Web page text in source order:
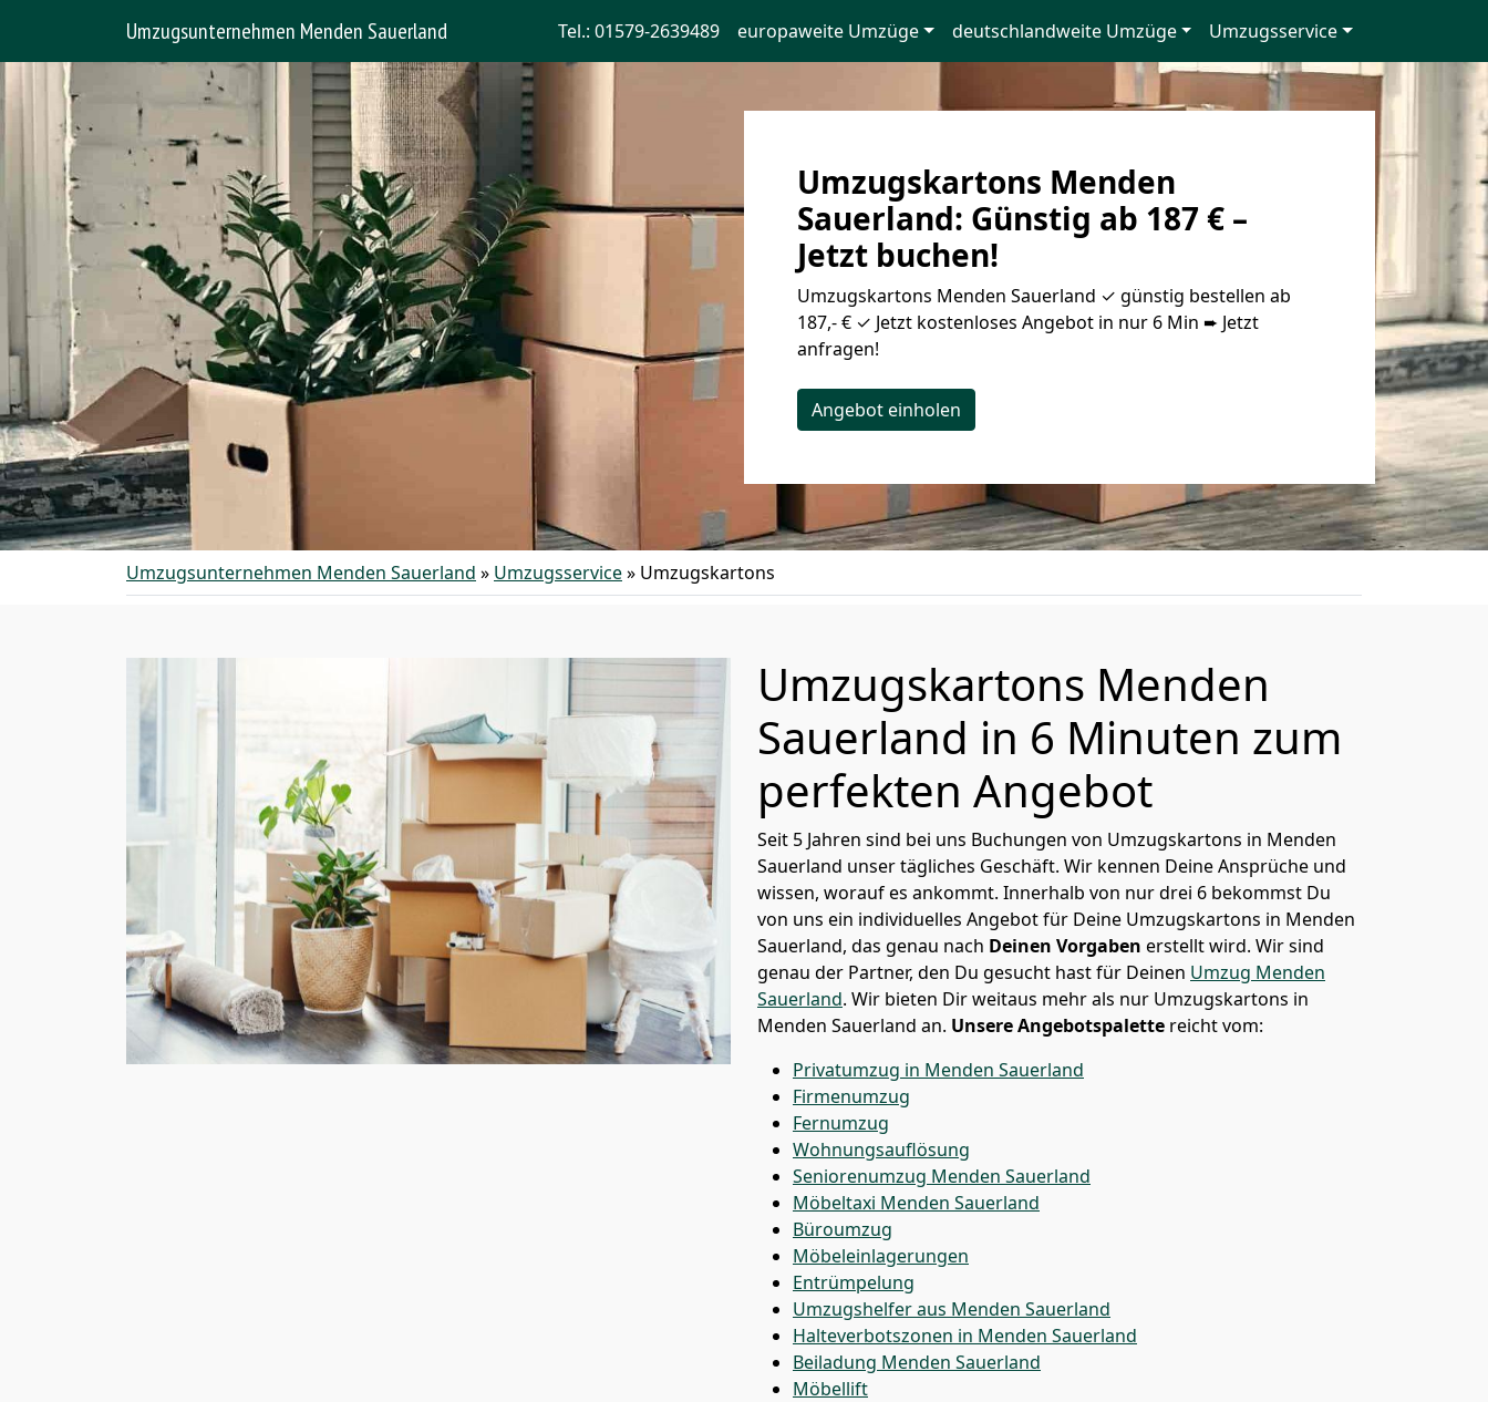
Umzugsunternehmen Menden Sauerland Tel.: 01579-2639489 europaweite Umzüge deutschlandweite Umzüge Umzugsservice
Umzugskartons Menden
Sauerland: Günstig ab 187 € –
Jetzt buchen!
Umzugskartons Menden Sauerland ✓ günstig bestellen ab
187,- € ✓ Jetzt kostenloses Angebot in nur 6 Min ➨ Jetzt
anfragen!
Angebot einholen
Umzugsunternehmen Menden Sauerland » Umzugsservice» Umzugskartons
Umzugskartons Menden
Sauerland in 6 Minuten zum
perfekten Angebot
Seit 5 Jahren sind bei uns Buchungen von Umzugskartons in Menden
Sauerland unser tägliches Geschäft. Wir kennen Deine Ansprüche und
wissen, worauf es ankommt. Innerhalb von nur drei 6 bekommst Du
von uns ein individuelles Angebot für Deine Umzugskartons in Menden
Sauerland, das genau nach Deinen Vorgaben erstellt wird. Wir sind
genau der Partner, den Du gesucht hast für Deinen Umzug Menden
Sauerland. Wir bieten Dir weitaus mehr als nur Umzugskartons in
Menden Sauerland an. Unsere Angebotspalette reicht vom:
Privatumzug in Menden Sauerland
Firmenumzug
Fernumzug
Wohnungsauflösung
Seniorenumzug Menden Sauerland
Möbeltaxi Menden Sauerland
Büroumzug
Möbeleinlagerungen
Entrümpelung
Umzugshelfer aus Menden Sauerland
Halteverbotszonen in Menden Sauerland
Beiladung Menden Sauerland
Möbellift